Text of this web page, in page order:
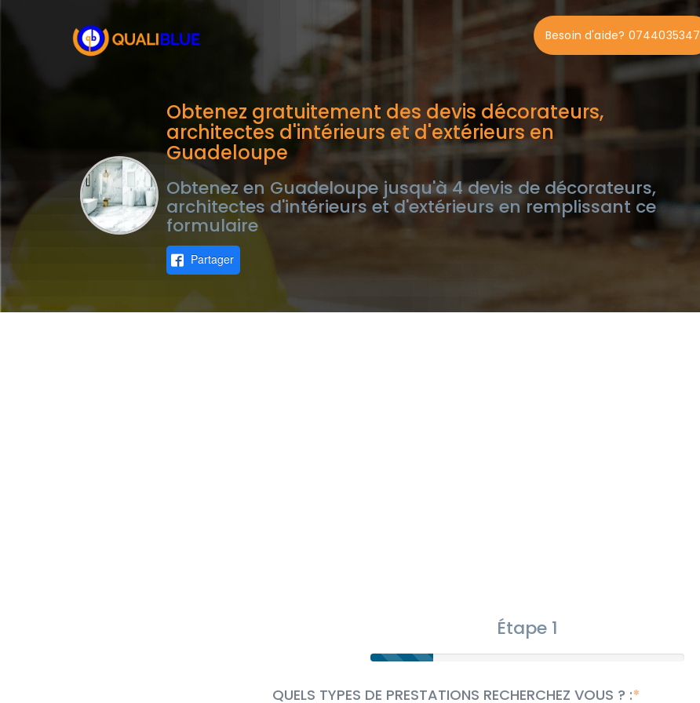
Besoin d'aide? 0744035347
Obtenez gratuitement des devis décorateurs,
architectes d'intérieurs et d'extérieurs en
Guadeloupe
Obtenez en Guadeloupe jusqu'à 4 devis de décorateurs,
architectes d'intérieurs et d'extérieurs en remplissant ce
formulaire
Partager
Étape 1
QUELS TYPES DE PRESTATIONS RECHERCHEZ VOUS ? :